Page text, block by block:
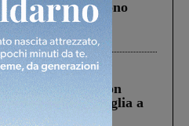
A1 in cui morirono
Lo schianto, il
fra tir....
di Castiglion
aveva ucciso la figlia a